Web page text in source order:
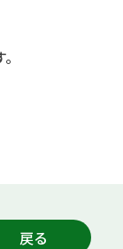
戻る